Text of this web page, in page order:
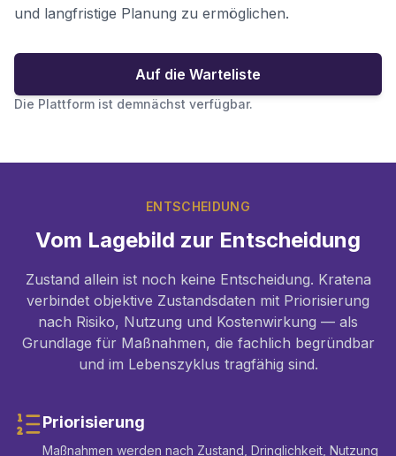
und langfristige Planung zu ermöglichen.
Auf die Warteliste
Die Plattform ist demnächst verfügbar.
ENTSCHEIDUNG
Vom Lagebild zur Entscheidung
Zustand allein ist noch keine Entscheidung. Kratena
verbindet objektive Zustandsdaten mit Priorisierung
nach Risiko, Nutzung und Kostenwirkung — als
Grundlage für Maßnahmen, die fachlich begründbar
und im Lebenszyklus tragfähig sind.
Priorisierung
Maßnahmen werden nach Zustand, Dringlichkeit, Nutzung